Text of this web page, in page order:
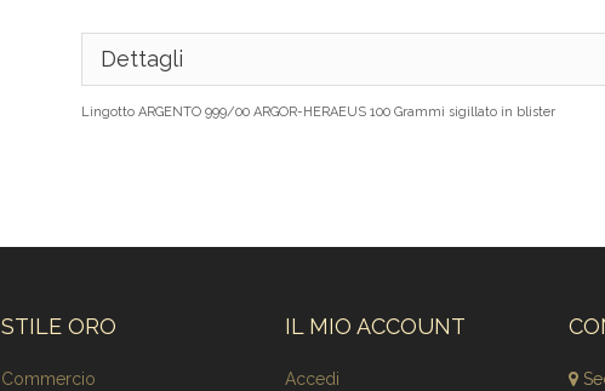
Dettagli
Lingotto ARGENTO 999/00 ARGOR-HERAEUS 100 Grammi sigillato in blister
STILE ORO
Commercio
IL MIO ACCOUNT
Accedi